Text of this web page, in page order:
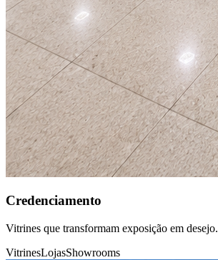
Credenciamento
Vitrines que transformam exposição em desejo.
VitrinesLojasShowrooms